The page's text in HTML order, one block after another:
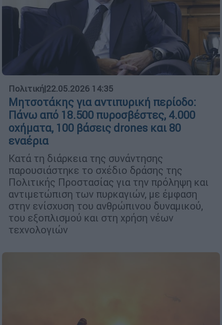
Πολιτική|22.05.2026 14:35
Μητσοτάκης για αντιπυρική περίοδο:
Πάνω από 18.500 πυροσβέστες, 4.000
οχήματα, 100 βάσεις drones και 80
εναέρια
Κατά τη διάρκεια της συνάντησης
παρουσιάστηκε το σχέδιο δράσης της
Πολιτικής Προστασίας για την πρόληψη και
αντιμετώπιση των πυρκαγιών, με έμφαση
στην ενίσχυση του ανθρώπινου δυναμικού,
του εξοπλισμού και στη χρήση νέων
τεχνολογιών